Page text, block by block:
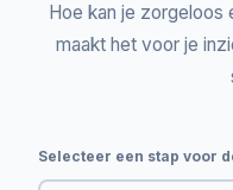
Hoe kan je zorgeloos
maakt het voor je
Selecteer een stap voor